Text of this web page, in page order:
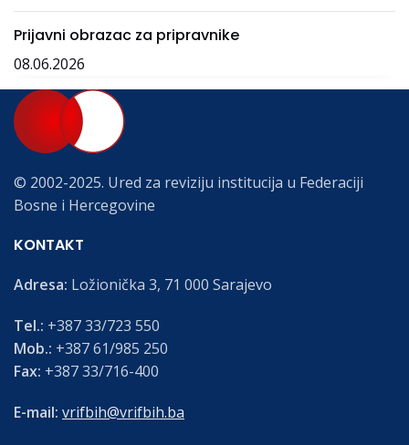
Prijavni obrazac za pripravnike
08.06.2026
© 2002-2025. Ured za reviziju institucija u Federaciji
Bosne i Hercegovine
KONTAKT
Adresa: Ložionička 3, 71 000 Sarajevo
Tel.: +387 33/723 550
Mob.: +387 61/985 250
Fax: +387 33/716-400
E-mail: vrifbih@vrifbih.ba